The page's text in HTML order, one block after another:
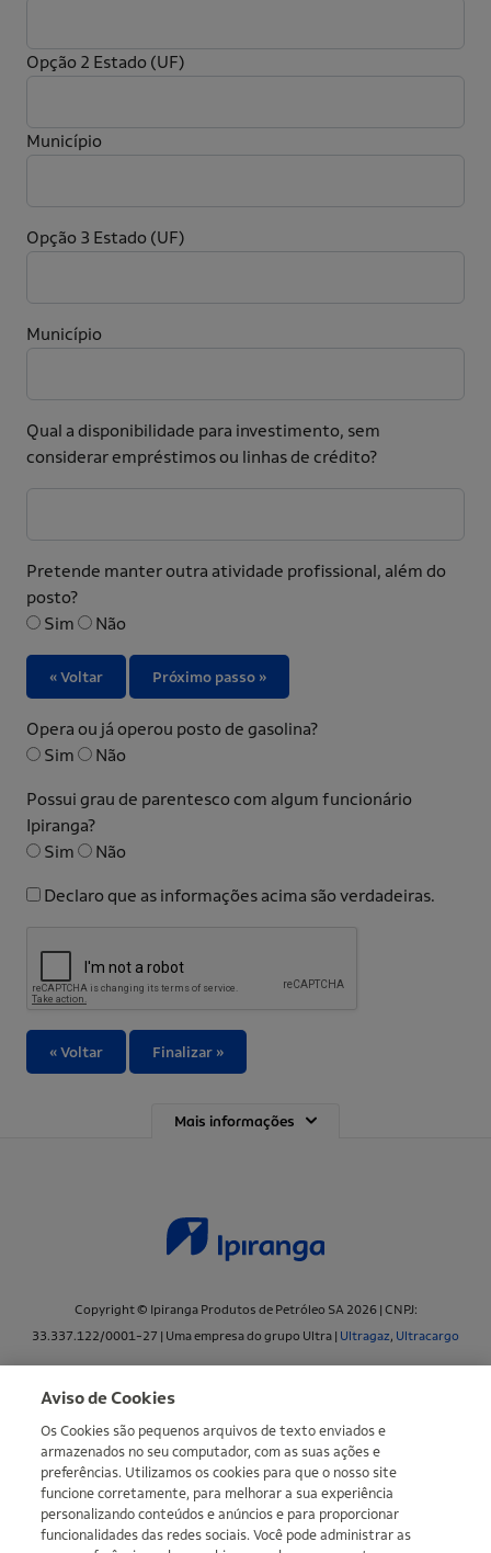
Opção 2 Estado (UF)
Município
Opção 3 Estado (UF)
Município
Qual a disponibilidade para investimento, sem
considerar empréstimos ou linhas de crédito?
Pretende manter outra atividade profissional, além do
posto?
Sim
Não
« Voltar Próximo passo »
Opera ou já operou posto de gasolina?
Sim
Não
Possui grau de parentesco com algum funcionário
Ipiranga?
Sim
Não
Declaro que as informações acima são verdadeiras.
« Voltar Finalizar »
Mais informações
Copyright © Ipiranga Produtos de Petróleo SA 2026 | CNPJ:
33.337.122/0001-27 | Uma empresa do grupo Ultra | Ultragaz, Ultracargo
Mapa do site Política de Privacidade
Aviso de Cookies
Os Cookies são pequenos arquivos de texto enviados e
armazenados no seu computador, com as suas ações e
preferências. Utilizamos os cookies para que o nosso site
funcione corretamente, para melhorar a sua experiência
personalizando conteúdos e anúncios e para proporcionar
funcionalidades das redes sociais. Você pode administrar as